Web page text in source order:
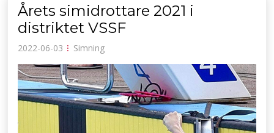
Årets simidrottare 2021 i
distriktet VSSF
2022-06-03 ⁝ Simning